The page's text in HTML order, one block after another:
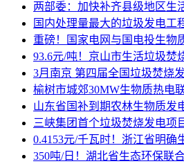
两部委：加快补齐县级地区生
国内处理量最大的垃圾发电工
重磅！国家电网与国电投生物
93.6元/吨！京山市生活垃圾焚
3月南京 第四届全国垃圾焚烧
榆树市城郊30MW生物质热电
山东省国补到期农林生物质发
三峡集团首个垃圾焚烧发电项
0.4153元/千瓦时！浙江省明确
350吨/日！湖北省生态环保联